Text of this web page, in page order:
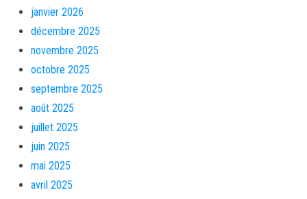
janvier 2026
décembre 2025
novembre 2025
octobre 2025
septembre 2025
août 2025
juillet 2025
juin 2025
mai 2025
avril 2025